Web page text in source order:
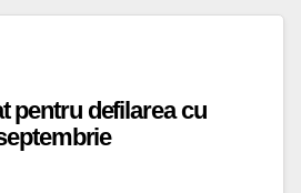
pentru defilarea cu